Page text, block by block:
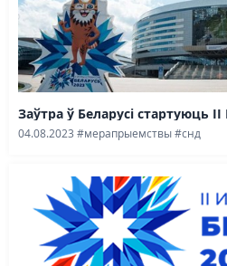
Заўтра ў Беларусі стартуюць II
04.08.2023 #мерапрыемствы#снд